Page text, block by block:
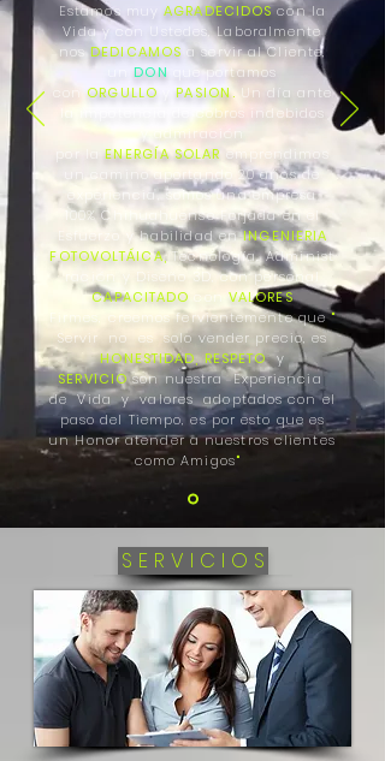
Estamos muyAGRADECIDOScon la
Vida y con Ustedes, Laboralmente
nosDEDICAMOS a servir al Cliente,
unDON
que portamos
con ORGULLO yPASION. Undía ante
la impotencia de cobros indebidos
admiración
laENERGÍA SOLAR emprendimos
un camino aportando 20 años de
experiencia, somos una empresa
100% Chihuahuense Forjada en el
Esfuerzo yhabilidadenINGENIERIA
FOTOVOLTÁICA, Tecnología,Administ
Diseño 3D, con personal
CAPACITADO
con
VALORES
Firmes
creemos fervientemente que"
Servir no es solo vender precio, es
HONESTIDAD
RESPETO y
SERVICIO son nuestra Experiencia
de Vida y valores adoptadoscon el
paso del Tiempo, es por esto que es
un Honor atender a nuestros clientes
como Amigos"
S E R V I C I O S